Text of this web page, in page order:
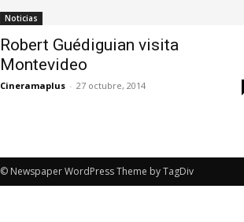
Noticias
Robert Guédiguian visita
Montevideo
Cineramaplus - 27 octubre, 2014
© Newspaper WordPress Theme by TagDiv